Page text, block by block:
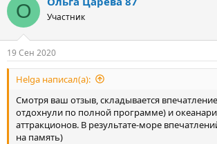
О Участник
19 Сен 2020
Helga написал(а):
Смотря ваш отзыв, складывается
отдохнули по полной программе) и
аттракционов. В результате-море
на память)